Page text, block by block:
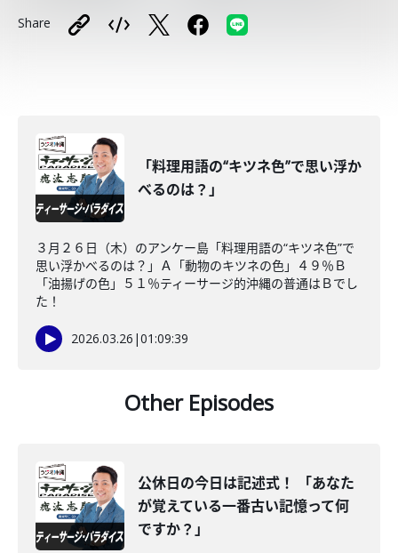
Share
「料理用語の“キツネ色”で思い浮か
べるのは？」
３月２６日（木）のアンケー島「料理用語の“キツネ色”で
思い浮かべるのは？」Ａ「動物のキツネの色」４９％Ｂ
「油揚げの色」５１％ティーサージ的沖縄の普通はＢでし
た！
2026.03.26 |01:09:39
Other Episodes
公休日の今日は記述式！ 「あなた
が覚えている一番古い記憶って何
ですか？」